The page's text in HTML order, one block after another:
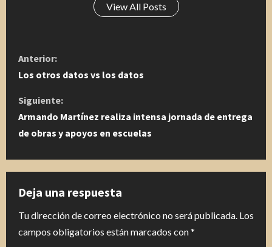
View All Posts
S
i
g
u
e
e
y
Anterior:
Los otros datos vs los datos
Siguiente:
Armando Martínez realiza intensa jornada de entrega
de obras y apoyos en escuelas
Deja una respuesta
Tu dirección de correo electrónico no será publicada. Los
campos obligatorios están marcados con*